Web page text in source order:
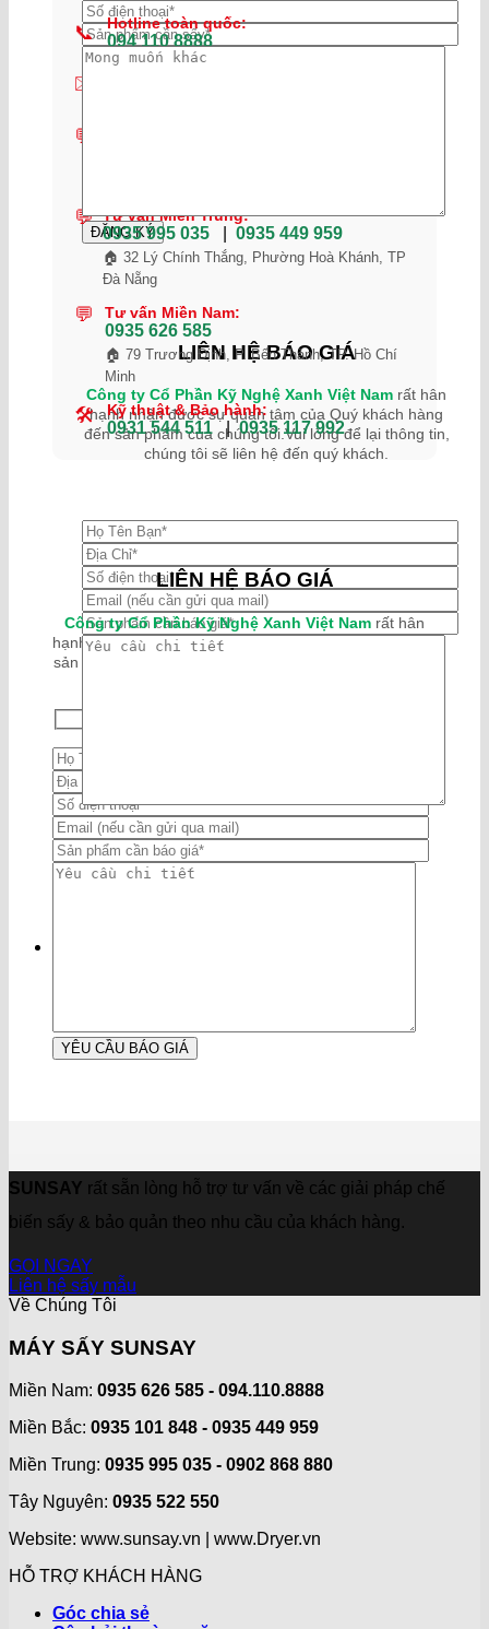
LIÊN HỆ BÁO GIÁ
Công ty Cổ Phần Kỹ Nghệ Xanh Việt Nam rất hân
hạnh nhận được sự quan tâm của Quý khách hàng
đến sản phẩm của chúng tôi.Vui lòng để lại thông tin,
chúng tôi sẽ liên hệ đến quý khách.
📞 Hotline toàn quốc:
094 110 8888
✉️
💬
💬 Tư vấn Miền Trung:
0935 995 035| 0935 449 959
🏠 32 Lý Chính Thắng, Phường Hoà Khánh, TP
Đà Nẵng
💬 Tư vấn Miền Nam:
0935 626 585
🏠 79 Trương Định, P. Bến Thành, TP. Hồ Chí
Minh
🛠 Kỹ thuật & Bảo hành:
0931 544 511 |0935 117 992
LIÊN HỆ BÁO GIÁ
Công ty Cổ Phần Kỹ Nghệ Xanh Việt Nam rất hân
hạnh nhận được sự quan tâm của Quý khách hàng đến
sản phẩm của chúng tôi.Vui lòng để lại thông tin, chúng
SUNSAY rất sẵn lòng hỗ trợ tư vấn về các giải pháp chế
biến sấy & bảo quản theo nhu cầu của khách hàng.
GỌI NGAY
Liên hệ sấy mẫu
Về Chúng Tôi
MÁY SẤY SUNSAY
Miền Nam: 0935 626 585 - 094.110.8888
Miền Bắc: 0935 101 848 - 0935 449 959
Miền Trung: 0935 995 035 - 0902 868 880
Tây Nguyên: 0935 522 550
Website: www.sunsay.vn | www.Dryer.vn
HỖ TRỢ KHÁCH HÀNG
Góc chia sẻ